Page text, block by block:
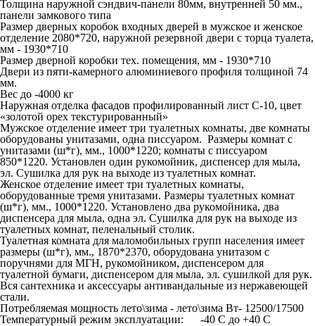
Толщина наружной сэндвич-панели 80мм, внутренней 50 мм.,
панели замкового типа
Размер дверных коробок входных дверей в мужское и женское
отделение 2080*720, наружной резервной двери с торца туалета,
мм - 1930*710
Размер дверной коробки тех. помещения, мм - 1930*710
Двери из пяти-камерного алюминиевого профиля толщиной 74
мм.
Вес до -4000 кг
Наружная отделка фасадов профилированный лист С-10, цвет
«золотой орех текстурированный»
Мужское отделение имеет три туалетных комнаты, две комнаты
оборудованы унитазами, одна писсуаром. Размеры комнат с
унитазами (ш*г), мм., 1000*1220; комнаты с писсуаром
850*1220. Установлен один рукомойник, диспенсер для мыла,
эл. Сушилка для рук на выходе из туалетных комнат.
Женское отделение имеет три туалетных комнаты,
оборудованные тремя унитазами. Размеры туалетных комнат
(ш*г), мм., 1000*1220. Установлено два рукомойника, два
диспенсера для мыла, одна эл. Сушилка для рук на выходе из
туалетных комнат, пеленальный столик.
Туалетная комната для маломобильных групп населения имеет
размеры (ш*г), мм., 1870*2370, оборудована унитазом с
поручнями для МГН, рукомойником, диспенсером для
туалетной бумаги, диспенсером для мыла, эл. сушилкой для рук.
Вся сантехника и аксессуары антивандальные из нержавеющей
стали.
Потребляемая мощность лето\зима - лето\зима Вт- 12500/17500
Температурный режим эксплуатации: -40 С до +40 С